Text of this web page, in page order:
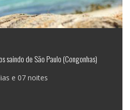
saindo de São Paulo (Congonhas)
e 07 noites